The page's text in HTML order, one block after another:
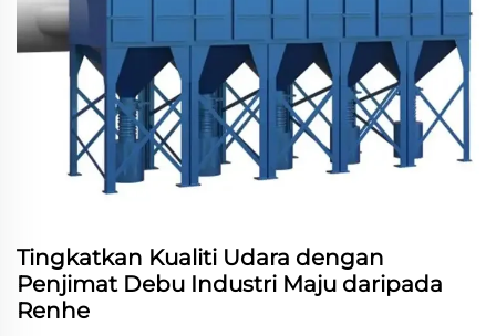
Tingkatkan Kualiti Udara dengan
Penjimat Debu Industri Maju daripada
Renhe